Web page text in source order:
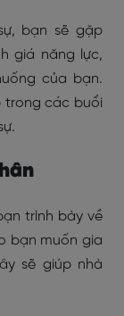
bạn sẽ gặp
giá năng lực,
của bạn.
trong các buổi
trình bày về
bạn muốn gia
sẽ giúp nhà